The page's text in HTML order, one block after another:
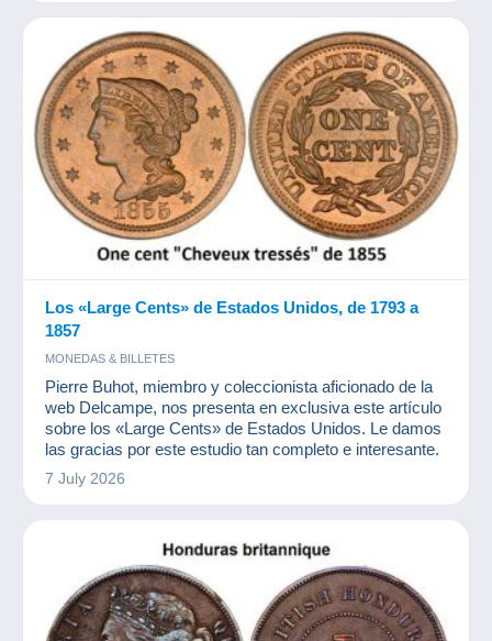
Los «Large Cents» de Estados Unidos, de 1793 a
1857
MONEDAS & BILLETES
Pierre Buhot, miembro y coleccionista aficionado de la
web Delcampe, nos presenta en exclusiva este artículo
sobre los «Large Cents» de Estados Unidos. Le damos
las gracias por este estudio tan completo e interesante.
7 July 2026